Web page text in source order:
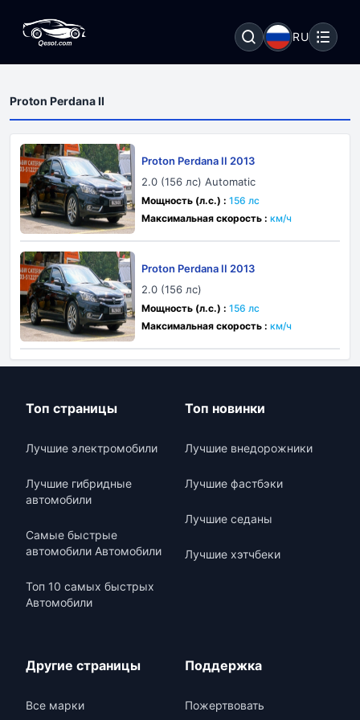
RU
Proton Perdana II
Proton Perdana II 2013
2.0 (156 лс) Automatic
Мощность (л.с.) : 156 лс
Максимальная скорость : км/ч
Proton Perdana II 2013
2.0 (156 лс)
Мощность (л.с.) : 156 лс
Максимальная скорость : км/ч
Топ страницы
Лучшие электромобили
Лучшие гибридные
автомобили
Самые быстрые
автомобили Автомобили
Топ 10 самых быстрых
Автомобили
Топ новинки
Лучшие внедорожники
Лучшие фастбэки
Лучшие седаны
Лучшие хэтчбеки
Другие страницы
Все марки
Поддержка
Пожертвовать